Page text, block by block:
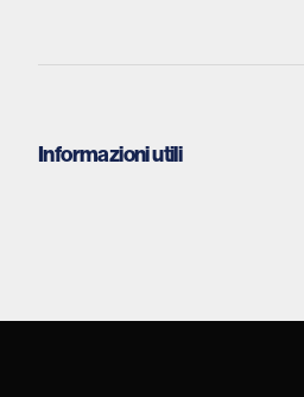
Informazioni utili